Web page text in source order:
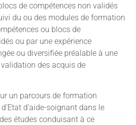
de compétences non validés
du ou des modules de formation
ou blocs de
ou par une expérience
ou diversifiée préalable à une
des acquis de
un parcours de formation
d’aide-soignant dans le
études conduisant à ce